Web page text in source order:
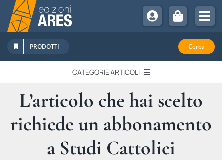
Salta
contenuto
Chi Siamo
Sostienici
Abbonamenti
Promozioni
Newsletter
PRODOTTI Cerca
CATEGORIE ARTICOLI
EDITORIALI
IN QUESTO NUMERO
L’articolo che hai scelto
richiede un abbonamento
a Studi Cattolici